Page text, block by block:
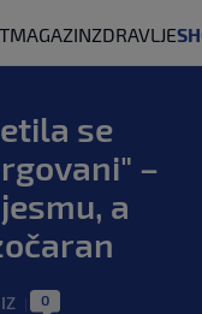
MAGAZINZDRAVLJE
se
–
a
0